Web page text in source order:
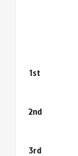
1st
2nd
3rd